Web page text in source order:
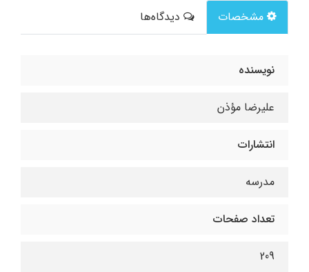
مشخصات دیدگاه‌ها
نویسنده
علیرضا مؤذن
انتشارات
مدرسه
تعداد صفحات
209